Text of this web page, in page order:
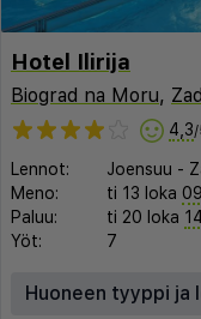
Hotel Ilirija
Biograd na Moru,
4,3
Lennot: Joensuu -
Meno:
ti 13 loka
Paluu:
ti 20 loka
Yöt:
7
Huoneen tyyppi ja